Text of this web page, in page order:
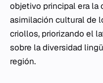
objetivo principal era la
asimilación cultural de
criollos, priorizando el
sobre la diversidad
región.